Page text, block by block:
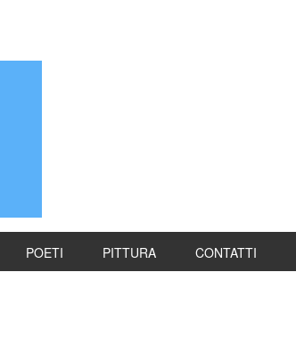
POETI PITTURA CONTATTI